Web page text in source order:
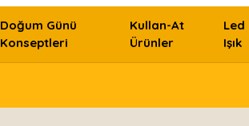
Doğum Günü
Konseptleri
Kullan-At
Ürünler
Led
Işık